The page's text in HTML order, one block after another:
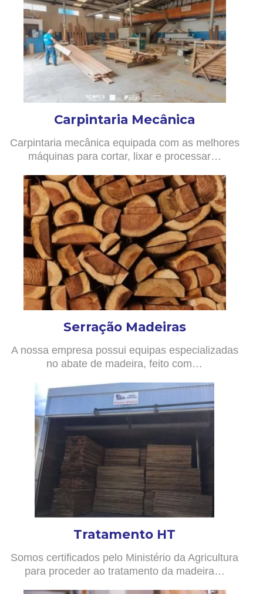
Carpintaria Mecânica
Carpintaria mecânica equipada com as melhores
máquinas para cortar, lixar e processar…
Serração Madeiras
A nossa empresa possui equipas especializadas
no abate de madeira, feito com…
Tratamento HT
Somos certificados pelo Ministério da Agricultura
para proceder ao tratamento da madeira…